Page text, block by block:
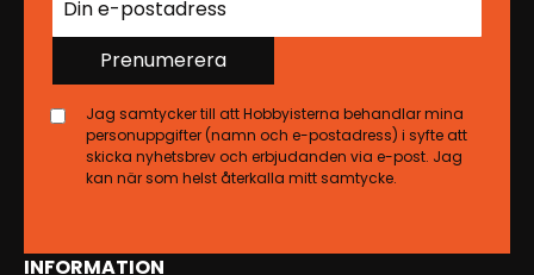
INFORMATION
Prenumerera
Jag samtycker till att Hobbyisterna behandlar mina
personuppgifter (namn och e-postadress) i syfte att
skicka nyhetsbrev och erbjudanden via e-post. Jag
kan när som helst återkalla mitt samtycke.